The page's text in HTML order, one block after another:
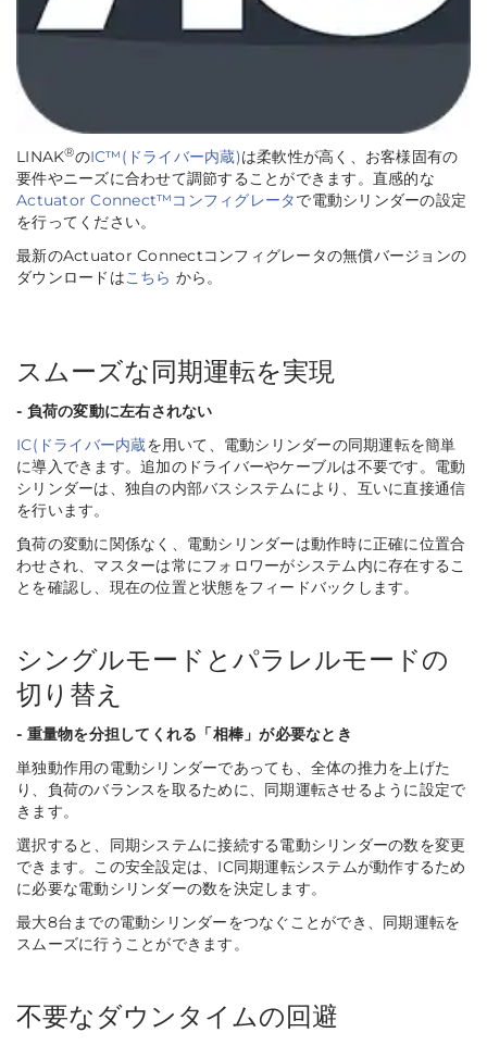
LINAK®のIC™(ドライバー内蔵)は柔軟性が高く、お客様固有の
要件やニーズに合わせて調節することができます。直感的な
Actuator Connect™コンフィグレータで電動シリンダーの設定
を行ってください。
最新のActuator Connectコンフィグレータの無償バージョンの
ダウンロードはこちら から。
スムーズな同期運転を実現
- 負荷の変動に左右されない
IC(ドライバー内蔵を用いて、電動シリンダーの同期運転を簡単
に導入できます。追加のドライバーやケーブルは不要です。電動
シリンダーは、独自の内部バスシステムにより、互いに直接通信
を行います。
負荷の変動に関係なく、電動シリンダーは動作時に正確に位置合
わせされ、マスターは常にフォロワーがシステム内に存在するこ
とを確認し、現在の位置と状態をフィードバックします。
シングルモードとパラレルモードの
切り替え
- 重量物を分担してくれる「相棒」が必要なとき
単独動作用の電動シリンダーであっても、全体の推力を上げた
り、負荷のバランスを取るために、同期運転させるように設定で
きます。
選択すると、同期システムに接続する電動シリンダーの数を変更
できます。この安全設定は、IC同期運転システムが動作するため
に必要な電動シリンダーの数を決定します。
最大8台までの電動シリンダーをつなぐことができ、同期運転を
スムーズに行うことができます。
不要なダウンタイムの回避